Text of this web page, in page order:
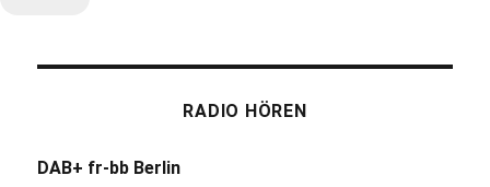
RADIO HÖREN
DAB+ fr-bb Berlin